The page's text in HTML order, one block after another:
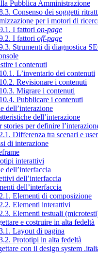
Pubblica Amministrazione
Consenso dei soggetti
per i motori di
I fattori on-page
I fattori off-page
Strumenti di diagnostica
i contenuti
L’inventario dei contenuti
Revisionare i contenuti
Migrare i contenuti
Pubblicare i contenuti
dell’interazione
dell’interazione
stories per definire
Differenza tra scenari e
di interazione
interattivi
dell’interfaccia
dell’interfaccia
dell’interfaccia
Elementi di composizione
Elementi interattivi
Elementi testuali
e costruire in alta fedeltà
Layout di pagina
Prototipi in alta fedeltà
con il design system